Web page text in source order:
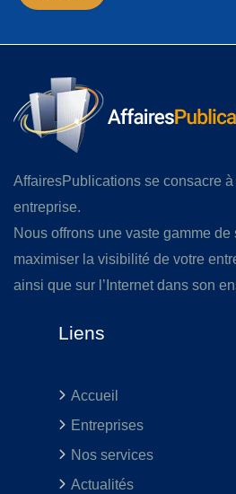
AffairesPublications se consacre
entreprise.
Nous offrons une vaste gamme de
maximiser la visibilité de votre
ainsi que sur l’Internet dans son
Liens
Accueil
Entreprises
Nos services
Actualités